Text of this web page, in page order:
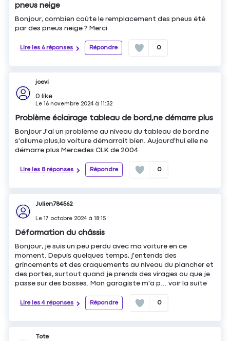
pneus neige
Bonjour, combien coûte le remplacement des pneus été
par des pneus neige ? Merci
Lire les 6 réponses Répondre 0
joevi
0 like
Le16 novembre 2024à11:32
Problème éclairage tableau de bord,ne démarre plus
Bonjour J'ai un problème au niveau du tableau de bord,ne
s'allume plus,la voiture démarrait bien. Aujourd'hui elle ne
démarre plus Mercedes CLK de 2004
Lire les 8 réponses Répondre 0
Julien784562
Le17 octobre 2024à18:15
Déformation du châssis
Bonjour, je suis un peu perdu avec ma voiture en ce
moment. Depuis quelques temps, j'entends des
grincements et des craquements au niveau du plancher et
des portes, surtout quand je prends des virages ou que je
passe sur des bosses. Mon garagiste m'a p...voir la suite
Lire les 4 réponses Répondre 0
Tote